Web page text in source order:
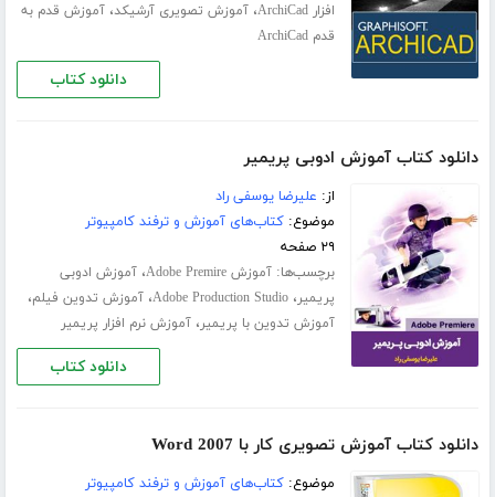
افزار ArchiCad
،آموزش تصویری آرشیکد،آموزش قدم به
قدم ArchiCad
دانلود کتاب
دانلود کتاب آموزش ادوبی پریمیر
از: علیرضا یوسفی راد
موضوع:کتاب‌های آموزش و ترفند کامپیوتر
۲۹ صفحه
برچسب‌ها:آموزش Adobe Premire ،آموزش ادوبی
پریمیر،Adobe Production Studio،آموزش تدوین فیلم،
آموزش تدوین با پریمیر،آموزش نرم افزار پریمیر
دانلود کتاب
دانلود کتاب آموزش تصویری کار با Word 2007
موضوع:کتاب‌های آموزش و ترفند کامپیوتر